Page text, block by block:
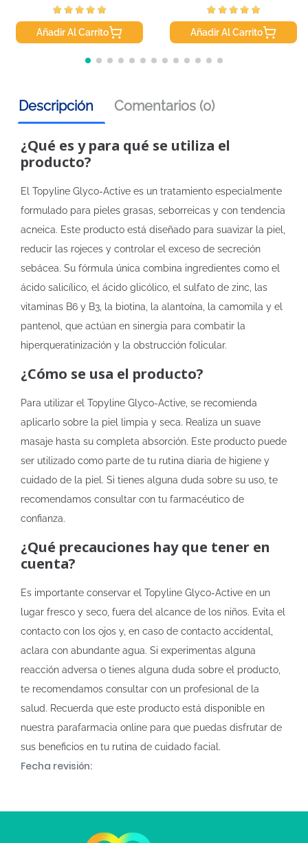
Añadir Al Carrito Añadir Al Carrito
Descripción Comentarios (0)
¿Qué es y para qué se utiliza el
producto?
El Topyline Glyco-Active es un tratamiento especialmente
formulado para pieles grasas, seborreicas y con tendencia
acneica. Este producto está diseñado para suavizar la piel,
reducir las rojeces y controlar el exceso de secreción
sebácea. Su fórmula única combina ingredientes como el
ácido salicílico, el ácido glicólico, el sulfato de zinc, las
vitaminas B6 y B3, la biotina, la alantoína, la camomila y el
pantenol, que actúan en sinergia para combatir la
hiperqueratinización y la obstrucción folicular.
¿Cómo se usa el producto?
Para utilizar el Topyline Glyco-Active, se recomienda
aplicarlo sobre la piel limpia y seca. Realiza un suave
masaje hasta su completa absorción. Este producto puede
ser utilizado como parte de tu rutina diaria de higiene y
cuidado de la piel. Si tienes alguna duda sobre su uso, te
recomendamos consultar con tu farmacéutico de
confianza.
¿Qué precauciones hay que tener en
cuenta?
Es importante conservar el Topyline Glyco-Active en un
lugar fresco y seco, fuera del alcance de los niños. Evita el
contacto con los ojos y, en caso de contacto accidental,
aclara con abundante agua. Si experimentas alguna
reacción adversa o tienes alguna duda sobre el producto,
te recomendamos consultar con un profesional de la
salud. Recuerda que este producto está disponible en
nuestra parafarmacia online para que puedas disfrutar de
sus beneficios en tu rutina de cuidado facial.
Fecha revisión: